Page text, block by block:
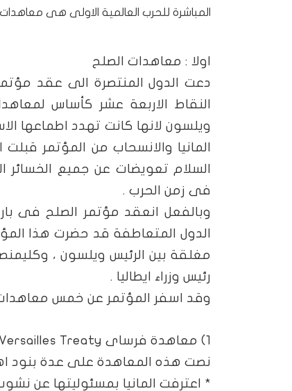
المباشرة للحرب العالمية الاولى هى معاهدات
اولا : معاهدات الصلح
دعت الدول المنتصرة الى عقد
النقاط الاربعة عشر كأساس
ويلسون لانها كانت تهدد اطماعها
المانيا والانسحاب من المؤتمر
السلام تعويضات عن جميع الخسائر
فى زمن الحرب .
الدول المتعاطفة قد حضرت هذا
مغلقة بين الرئيس ويلسون ،
رئيس وزراء ايطاليا .
وقد اسفر المؤتمر عن خمس
1) معاهدة فرساى
Versailles Treaty
نصت هذه المعاهدة على عدة بنود
* اعترفت المانيا بمسئوليتها عن